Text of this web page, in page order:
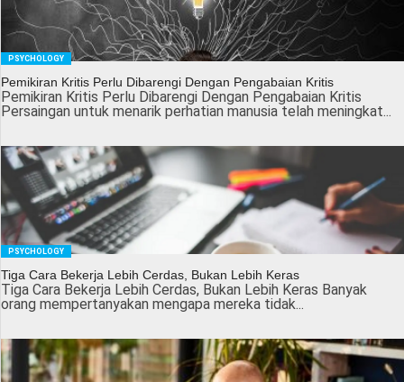
PSYCHOLOGY
Pemikiran Kritis Perlu Dibarengi Dengan Pengabaian Kritis
Pemikiran Kritis Perlu Dibarengi Dengan Pengabaian Kritis
Persaingan untuk menarik perhatian manusia telah meningkat...
PSYCHOLOGY
Tiga Cara Bekerja Lebih Cerdas, Bukan Lebih Keras
Tiga Cara Bekerja Lebih Cerdas, Bukan Lebih Keras Banyak
orang mempertanyakan mengapa mereka tidak...